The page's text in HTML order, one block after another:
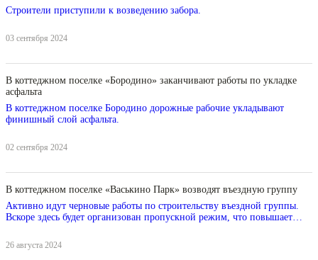
Строители приступили к возведению забора.
03 сентября 2024
В коттеджном поселке «Бородино» заканчивают работы по укладке
асфальта
В коттеджном поселке Бородино дорожные рабочие укладывают
финишный слой асфальта.
02 сентября 2024
В коттеджном поселке «Васькино Парк» возводят въездную группу
Активно идут черновые работы по строительству въездной группы.
Вскоре здесь будет организован пропускной режим, что повышает
26 августа 2024